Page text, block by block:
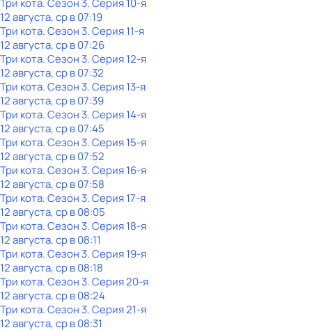
Три кота. Сезон 3. Серия 10-я
12 августа, ср в 07:19
Три кота. Сезон 3. Серия 11-я
12 августа, ср в 07:26
Три кота. Сезон 3. Серия 12-я
12 августа, ср в 07:32
Три кота. Сезон 3. Серия 13-я
12 августа, ср в 07:39
Три кота. Сезон 3. Серия 14-я
12 августа, ср в 07:45
Три кота. Сезон 3. Серия 15-я
12 августа, ср в 07:52
Три кота. Сезон 3. Серия 16-я
12 августа, ср в 07:58
Три кота. Сезон 3. Серия 17-я
12 августа, ср в 08:05
Три кота. Сезон 3. Серия 18-я
12 августа, ср в 08:11
Три кота. Сезон 3. Серия 19-я
12 августа, ср в 08:18
Три кота. Сезон 3. Серия 20-я
12 августа, ср в 08:24
Три кота. Сезон 3. Серия 21-я
12 августа, ср в 08:31